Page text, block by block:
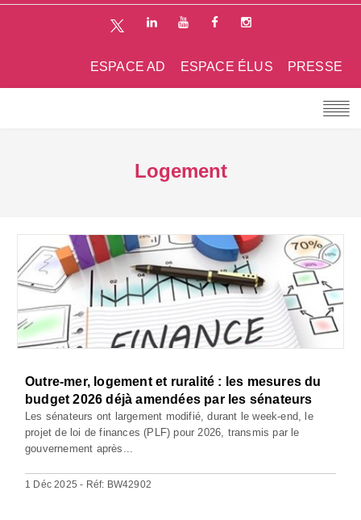
PRESSE
ESPACE ÉLUS
ESPACE AD
Logement
Outre-mer, logement et ruralité : les mesures du
budget 2026 déjà amendées par les sénateurs
Les sénateurs ont largement modifié, durant le week-end, le
projet de loi de finances (PLF) pour 2026, transmis par le
gouvernement après...
1 Déc 2025 - Réf: BW42902